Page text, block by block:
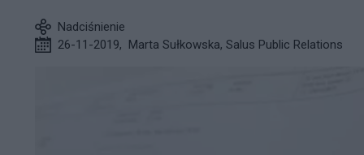
Nadciśnienie
26-11-2019, Marta Sułkowska, Salus Public Relations